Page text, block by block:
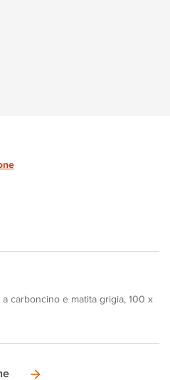
carboncino e matita grigia, 100 x